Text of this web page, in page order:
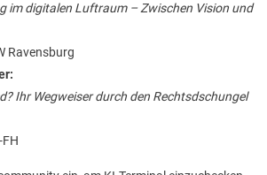
im digitalen Luftraum – Zwischen Vision und
Ravensburg
Ihr Wegweiser durch den Rechtsdschungel